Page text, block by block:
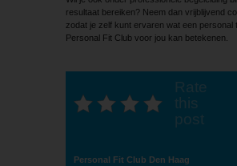
resultaat bereiken? Neem dan vrijblijvend
zodat je zelf kunt ervaren wat een personal
Personal Fit Club voor jou kan betekenen.
Rate
this
post
Personal Fit Club Den Haag